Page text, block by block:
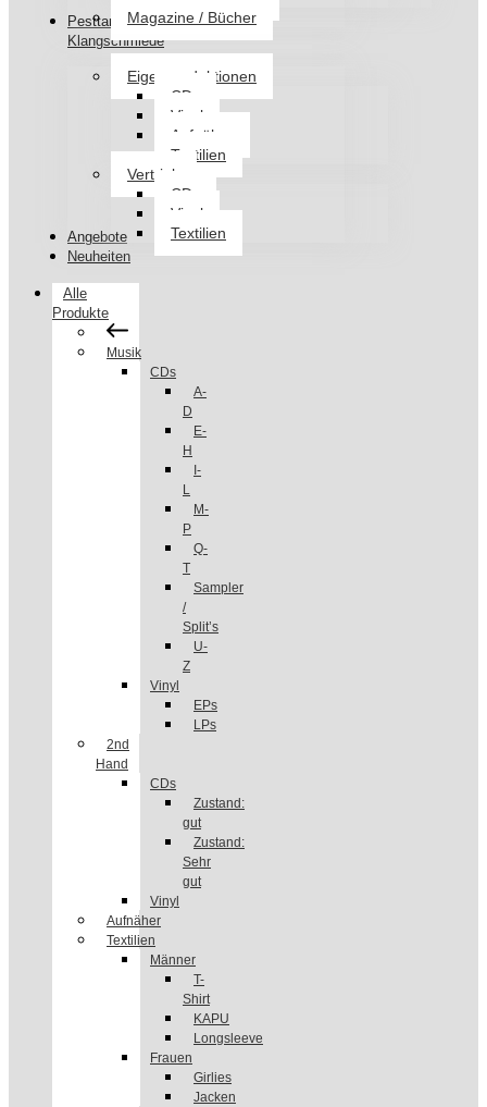
Magazine / Bücher
Pesttanz
Klangschmiede
Eigenproduktionen
CDs
Vinyl
Aufnäher
Textilien
Vertrieb
CDs
Vinyl
Textilien
Angebote
Neuheiten
Alle
Produkte
Musik
CDs
A-
D
E-
H
I-
L
M-
P
Q-
T
Sampler
/
Split’s
U-
Z
Vinyl
EPs
LPs
2nd
Hand
CDs
Zustand:
gut
Zustand:
Sehr
gut
Vinyl
Aufnäher
Textilien
Männer
T-
Shirt
KAPU
Longsleeve
Frauen
Girlies
Jacken